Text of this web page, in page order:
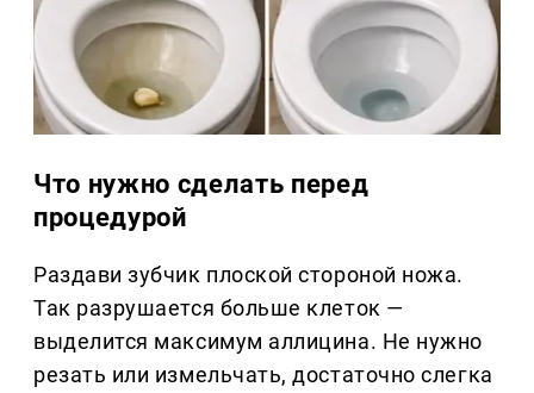
Что нужно сделать перед
процедурой
Раздави зубчик плоской стороной ножа.
Так разрушается больше клеток —
выделится максимум аллицина. Не нужно
резать или измельчать, достаточно слегка